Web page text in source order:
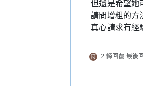
但還是希望她
請問增粗的方
真心請求有經
阿 2 條回覆 最後